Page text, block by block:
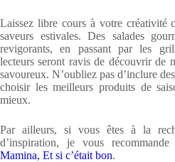
Laissez libre cours à votre créativité
saveurs estivales. Des salades
revigorants, en passant par les
lecteurs seront ravis de découvrir de
savoureux. N’oubliez pas d’inclure
choisir les meilleurs produits de
mieux.
Par ailleurs, si vous êtes à la
d’inspiration, je vous
Mamina, Et si c’était bon.